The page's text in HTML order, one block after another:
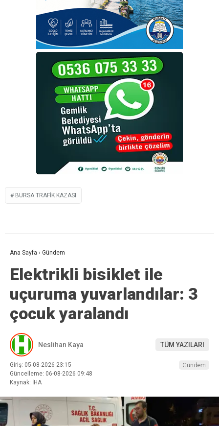
BURSA TRAFIK KAZASI
Ana Sayfa › Gündem
Elektrikli bisiklet ile
uçuruma yuvarlandılar: 3
çocuk yaralandı
Neslihan Kaya TÜM YAZILARI
Giriş: 05-08-2026 23:15
Güncelleme: 06-08-2026 09:48
Kaynak: İHA
Gündem